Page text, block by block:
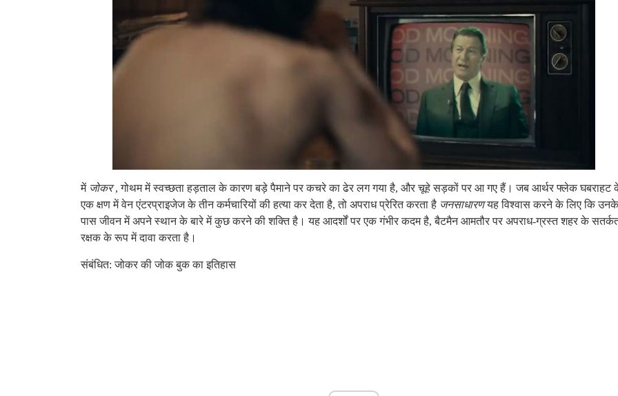
में जोकर, गोथम में स्वच्छता हड़ताल के कारण बड़े पैमाने पर कचरे का ढेर लग गया है, और चूहे सड़कों पर आ गए हैं। जब आर्थर फ्लेक घबराहट
एक क्षण में वेन एंटरप्राइजेज के तीन कर्मचारियों की हत्या कर देता है, तो अपराध प्रेरित करता है जनसाधारणयह विश्वास करने के लिए कि उनके
पास जीवन में अपने स्थान के बारे में कुछ करने की शक्ति है। यह आदर्शों पर एक गंभीर कदम है, बैटमैन आमतौर पर अपराध-ग्रस्त शहर के
रक्षक के रूप में दावा करता है।
संबंधित: जोकर की जोक बुक का इतिहास